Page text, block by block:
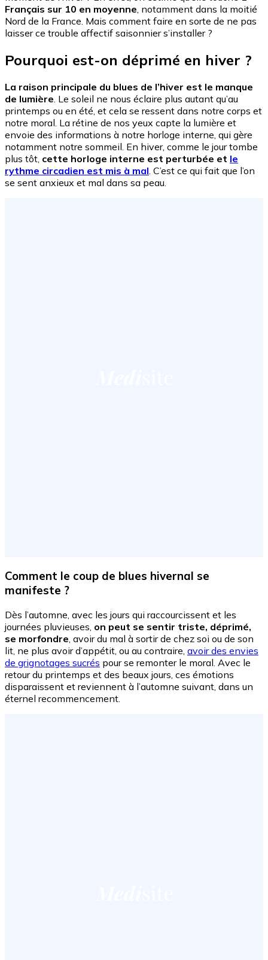
Français sur 10 en moyenne, notamment dans la moitié
Nord de la France. Mais comment faire en sorte de ne pas
laisser ce trouble affectif saisonnier s’installer ?
Pourquoi est-on déprimé en hiver ?
La raison principale du blues de l’hiver est le manque
de lumière. Le soleil ne nous éclaire plus autant qu’au
printemps ou en été, et cela se ressent dans notre corps et
notre moral. La rétine de nos yeux capte la lumière et
envoie des informations à notre horloge interne, qui gère
notamment notre sommeil. En hiver, comme le jour tombe
plus tôt, cette horloge interne est perturbée et le
rythme circadien est mis à mal. C’est ce qui fait que l’on
se sent anxieux et mal dans sa peau.
Comment le coup de blues hivernal se
manifeste ?
Dès l’automne, avec les jours qui raccourcissent et les
journées pluvieuses, on peut se sentir triste, déprimé,
se morfondre , avoir du mal à sortir de chez soi ou de son
lit, ne plus avoir d’appétit, ou au contraire, avoir des envies
de grignotages sucrés pour se remonter le moral. Avec le
retour du printemps et des beaux jours, ces émotions
disparaissent et reviennent à l’automne suivant, dans un
éternel recommencement.